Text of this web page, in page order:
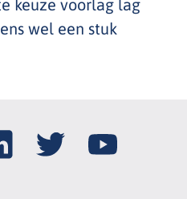
keuze voorlag lag
wel een stuk